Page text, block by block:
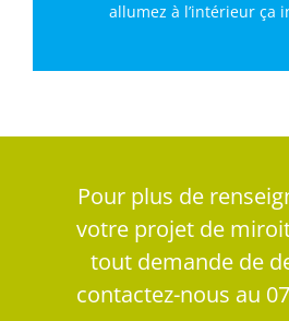
allumez à l’intérieur ça
Pour plus de
votre projet de
tout demande de
contactez-nous au